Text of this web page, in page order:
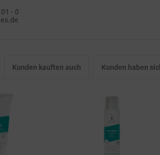
- 0
Kunden kauften auch Kunden haben